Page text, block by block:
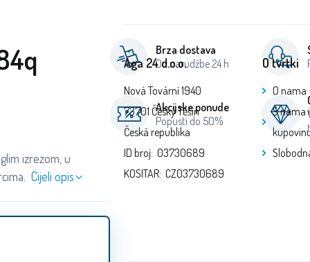
izrezom, u
Cijeli opis
Brza dostava
Od narudžbe 24 h
Akcijske ponude
Popusti do 50%
Aga 24 d.o.o.
Nová Tovární 1940
73701 Český Těšín
Česká republika
ID broj: 03730689
KOSITAR: CZ03730689
O tvrtki
O nama
S nama